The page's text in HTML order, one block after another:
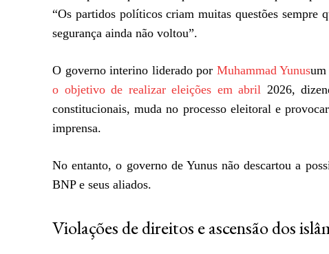
“Os partidos políticos criam muitas questões sempre
segurança ainda não voltou”.
O governo interino liderado por Muhammad Yunus
o objetivo de realizar eleições em abril 2026,
constitucionais, muda no processo eleitoral e
imprensa.
No entanto, o governo de Yunus não descartou a
BNP e seus aliados.
Violações de direitos e ascensão dos